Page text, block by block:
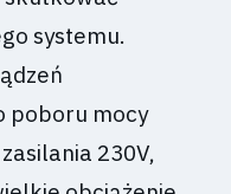
systemu.
poboru mocy
230V,